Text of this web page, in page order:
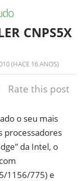
CNPS5X
(HACE 16 ANOS)
Rate this post
o seu mais
processadores
da Intel, o
1156/775) e